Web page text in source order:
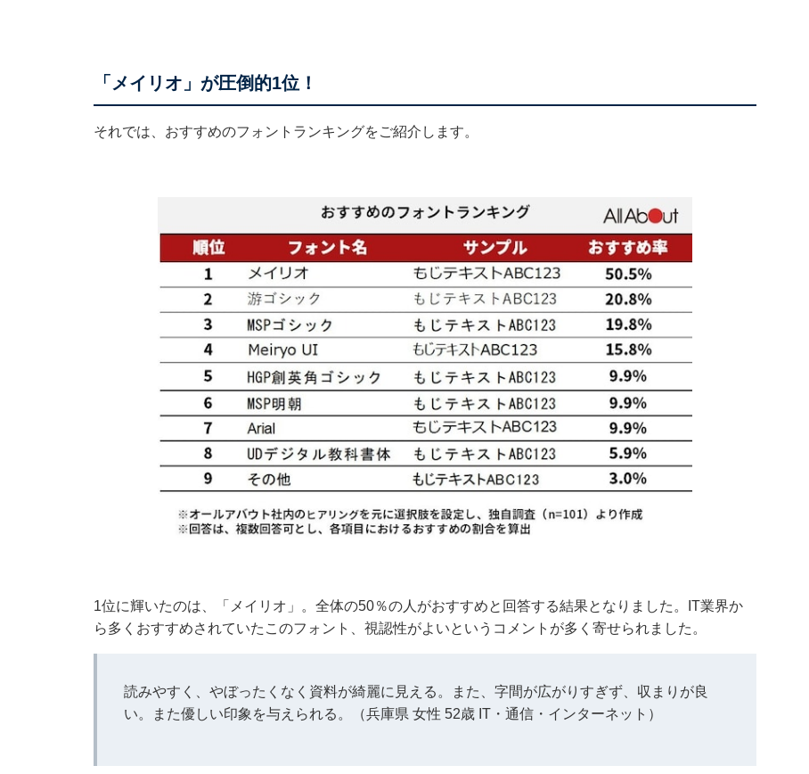
「メイリオ」が圧倒的1位！
それでは、おすすめのフォントランキングをご紹介します。
1位に輝いたのは、「メイリオ」。全体の50％の人がおすすめと回答する結果となりました。IT業界か
ら多くおすすめされていたこのフォント、視認性がよいというコメントが多く寄せられました。
読みやすく、やぼったくなく資料が綺麗に見える。また、字間が広がりすぎず、収まりが良
い。また優しい印象を与えられる。（兵庫県 女性 52歳 IT・通信・インターネット）